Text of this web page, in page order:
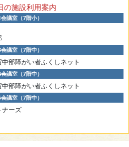
の施設利用案内
議室（7階小）
議室（7階中）
部障がい者ふくしネット
議室（7階中）
部障がい者ふくしネット
議室（7階中）
ナーズ